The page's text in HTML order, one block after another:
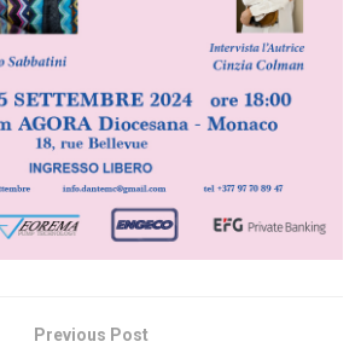
Previous Post